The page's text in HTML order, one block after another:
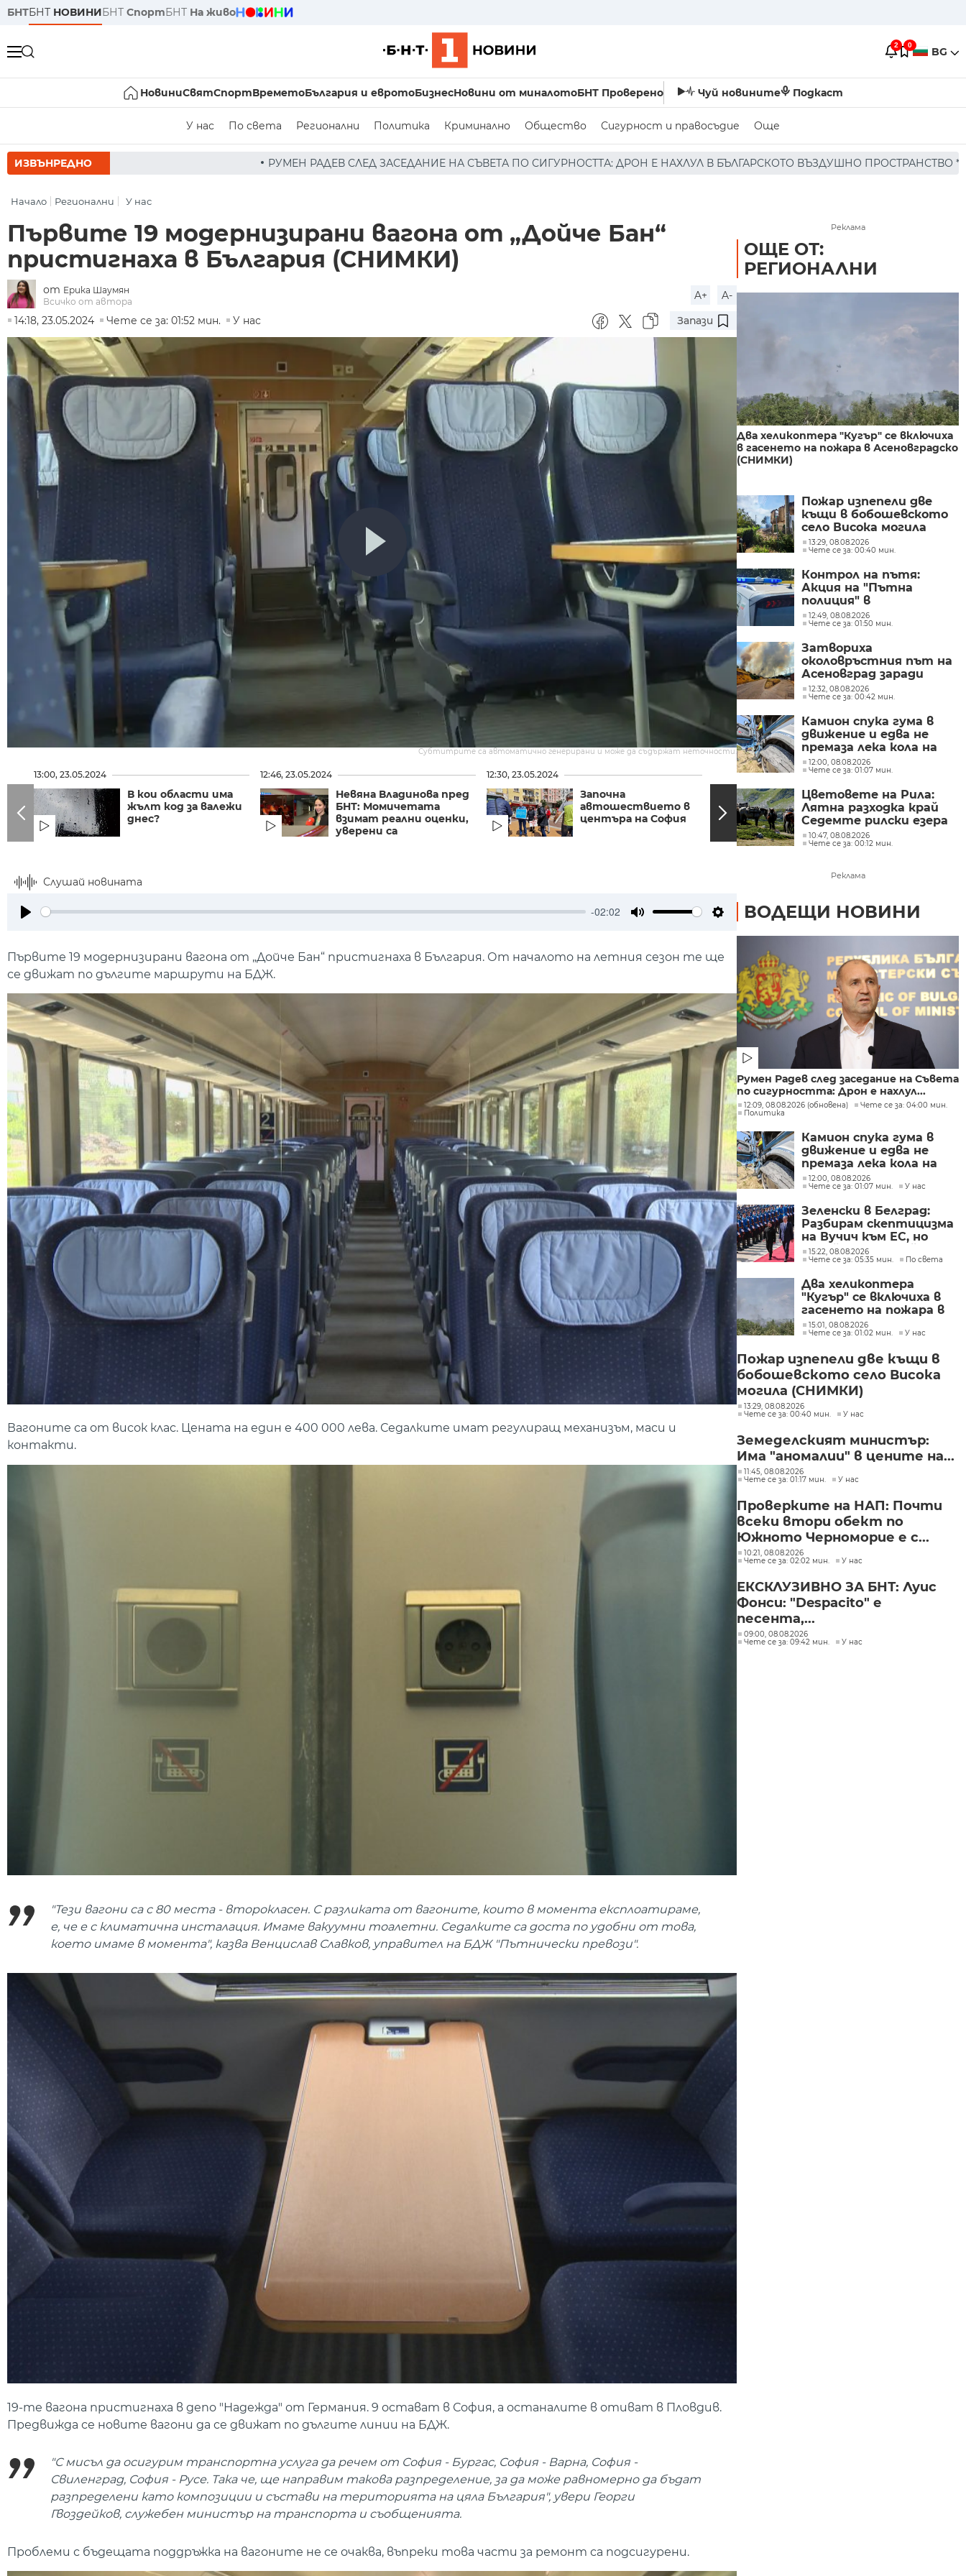
БНТБНТ НОВИНИБНТ СпортБНТ На живо
2 0 BG
НовиниСвятСпортВреметоБългария и евротоБизнесНовини от миналотоБНТ Проверено Чуй новините Подкаст
У нас По света Регионални Политика Криминално Общество Сигурност и правосъдие Още
ИЗВЪНРЕДНОРУМЕН РАДЕВ СЛЕД ЗАСЕДАНИЕ НА СЪВЕТА ПО СИГУРНОСТТА: ДРОН Е НАХЛУЛ В БЪЛГАРСКОТО ВЪЗДУШНО ПРОСТРАНСТВО * * * НЯМА ПОРАЖЕНИЯ ПО
Начало Регионални У нас
Първите 19 модернизирани вагона от „Дойче Бан“
пристигнаха в България (СНИМКИ)
от Ерика Шаумян
Всичко от автора
A+
A-
14:18, 23.05.2024
Чете се за: 01:52 мин. У нас Запази
Субтитрите са автоматично генерирани и може да съдържат неточности.
13:00, 23.05.2024
В кои области има
жълт код за валежи
днес?
12:46, 23.05.2024
Невяна Владинова пред
БНТ: Момичетата
взимат реални оценки,
уверени са
12:30, 23.05.2024
Започна
автошествието в
центъра на София
12:29, 23.05.2024
Без опасност за
живота са
четиримата души,
пометени на спирка
във...
Слушай новината
-02:02
Settings
Първите 19 модернизирани вагона от „Дойче Бан“ пристигнаха в България. От началото на летния сезон те ще
се движат по дългите маршрути на БДЖ.
Вагоните са от висок клас. Цената на един е 400 000 лева. Седалките имат регулиращ механизъм, маси и
контакти.
"Тези вагони са с 80 места - второкласен. С разликата от вагоните, които в момента експлоатираме,
е, че е с климатична инсталация. Имаме вакуумни тоалетни. Седалките са доста по удобни от това,
което имаме в момента", казва Венцислав Славков, управител на БДЖ "Пътнически превози".
19-те вагона пристигнаха в депо "Надежда" от Германия. 9 остават в София, а останалите в отиват в Пловдив.
Предвижда се новите вагони да се движат по дългите линии на БДЖ.
"С мисъл да осигурим транспортна услуга да речем от София - Бургас, София - Варна, София -
Свиленград, София - Русе. Така че, ще направим такова разпределение, за да може равномерно да бъдат
разпределени като композиции и състави на територията на цяла България", увери Георги
Гвоздейков, служебен министър на транспорта и съобщенията.
Проблеми с бъдещата поддръжка на вагоните не се очаква, въпреки това части за ремонт са подсигурени.
Реклама
ОЩЕ ОТ:
РЕГИОНАЛНИ
Два хеликоптера "Кугър" се включиха
в гасенето на пожара в Асеновградско
(СНИМКИ)
Пожар изпепели две
къщи в бобошевското
село Висока могила
(СНИМКИ)
13:29, 08.08.2026
Чете се за: 00:40 мин.
Контрол на пътя:
Акция на "Пътна
полиция" в
Кюстендилско
(СНИМКИ)
12:49, 08.08.2026
Чете се за: 01:50 мин.
Затвориха
околовръстния път на
Асеновград заради
пожар (СНИМКИ)
12:32, 08.08.2026
Чете се за: 00:42 мин.
Камион спука гума в
движение и едва не
премаза лека кола на
Подбалканския път
(СНИМКИ)
12:00, 08.08.2026
Чете се за: 01:07 мин.
Цветовете на Рила:
Лятна разходка край
Седемте рилски езера
(СНИМКИ)
10:47, 08.08.2026
Чете се за: 00:12 мин.
Реклама
ВОДЕЩИ НОВИНИ
Румен Радев след заседание на Съвета
по сигурността: Дрон е нахлул...
12:09, 08.08.2026 (обновена)
Чете се за: 04:00 мин.
Политика
Камион спука гума в
движение и едва не
премаза лека кола на
Подбалканския път
(СНИМКИ)
12:00, 08.08.2026
Чете се за: 01:07 мин.
У нас
Зеленски в Белград:
Разбирам скептицизма
на Вучич към ЕС, но
Украйна е във война и
няма време за
скептицизъм
15:22, 08.08.2026
Чете се за: 05:35 мин.
По света
Два хеликоптера
"Кугър" се включиха в
гасенето на пожара в
Асеновградско
(СНИМКИ)
15:01, 08.08.2026
Чете се за: 01:02 мин.
У нас
Пожар изпепели две къщи в
бобошевското село Висока
могила (СНИМКИ)
13:29, 08.08.2026
Чете се за: 00:40 мин.
У нас
Земеделският министър:
Има "аномалии" в цените на...
11:45, 08.08.2026
Чете се за: 01:17 мин.
У нас
Проверките на НАП: Почти
всеки втори обект по
Южното Черноморие е с...
10:21, 08.08.2026
Чете се за: 02:02 мин.
У нас
ЕКСКЛУЗИВНО ЗА БНТ: Луис
Фонси: "Despacito" е
песента,...
09:00, 08.08.2026
Чете се за: 09:42 мин.
У нас